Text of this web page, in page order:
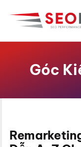
đến
Góc